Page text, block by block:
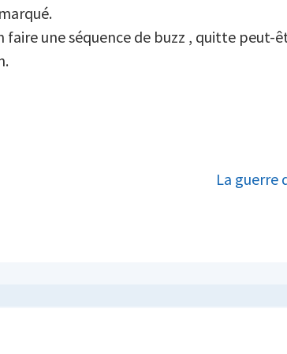
faire une séquence de buzz , quitte peut-
La guerre